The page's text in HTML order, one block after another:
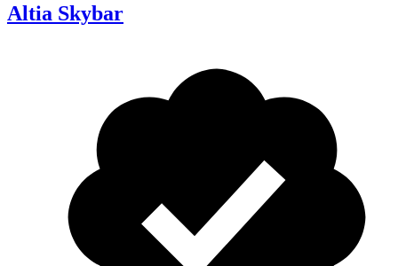
Altia Skybar